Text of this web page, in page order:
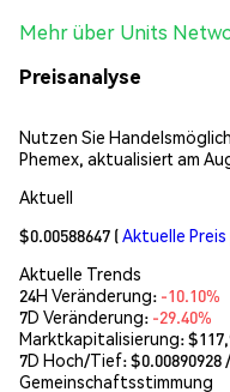
Mehr über Units
Preisanalyse
Nutzen Sie
Phemex, aktualisiert am
Aktuell
$0.00588647 (Aktuelle
Aktuelle Trends
24H Veränderung: -10.10%
7D Veränderung: -29.40%
Marktkapitalisierung:
7D Hoch/Tief: $0.00890928
Gemeinschaftsstimmung